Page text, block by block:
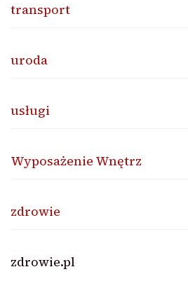
transport
uroda
usługi
Wyposażenie Wnętrz
zdrowie
zdrowie.pl